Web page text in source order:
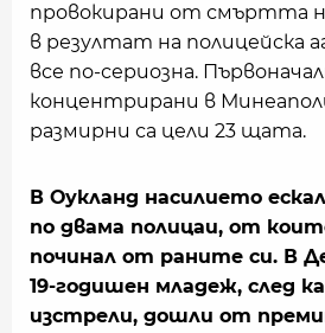
провокирани от смъртта
в резултат на полицейска
все по-сериозна.
концентрирани в
размирни са цели 23 щата.
В Оукланд насилието
по двама полицаи, от
починал от раните си. В
19-годишен младеж, след
изстрели, дошли от